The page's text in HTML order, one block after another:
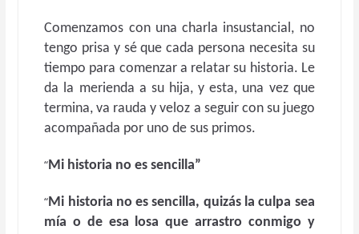
Comenzamos con una charla insustancial, no
tengo prisa y sé que cada persona necesita su
tiempo para comenzar a relatar su historia. Le
da la merienda a su hija, y esta, una vez que
termina, va rauda y veloz a seguir con su juego
acompañada por uno de sus primos.
“Mi historia no es sencilla”
“Mi historia no es sencilla, quizás la culpa sea
mía o de esa losa que arrastro conmigo y